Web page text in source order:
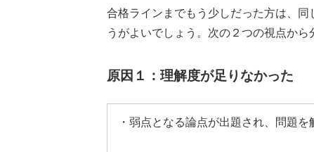
合格ラインまでもう少しだった方は、同
うがよいでしょう。次の２つの視点から
原因１：理解度が足りなかった
・弱点となる論点が出題され、問題を